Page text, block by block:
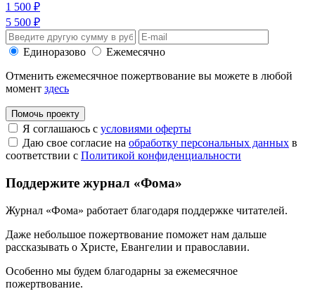
1 500 ₽
5 500 ₽
Единоразово
Ежемесячно
Отменить ежемесячное пожертвование вы можете в любой
момент здесь
Помочь проекту
Я соглашаюсь с условиями оферты
Даю свое согласие на обработку персональных данных в
соответствии с Политикой конфиденциальности
Поддержите журнал «Фома»
Журнал «Фома» работает благодаря поддержке читателей.
Даже небольшое пожертвование поможет нам дальше
рассказывать о Христе, Евангелии и православии.
Особенно мы будем благодарны за ежемесячное
пожертвование.